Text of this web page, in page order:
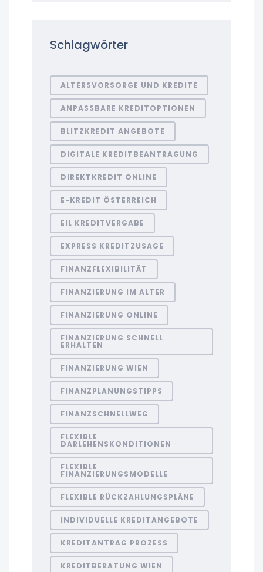
Schlagwörter
ALTERSVORSORGE UND KREDITE
ANPASSBARE KREDITOPTIONEN
BLITZKREDIT ANGEBOTE
DIGITALE KREDITBEANTRAGUNG
DIREKTKREDIT ONLINE
E-KREDIT ÖSTERREICH
EIL KREDITVERGABE
EXPRESS KREDITZUSAGE
FINANZFLEXIBILITÄT
FINANZIERUNG IM ALTER
FINANZIERUNG ONLINE
FINANZIERUNG SCHNELL
ERHALTEN
FINANZIERUNG WIEN
FINANZPLANUNGSTIPPS
FINANZSCHNELLWEG
FLEXIBLE
DARLEHENSKONDITIONEN
FLEXIBLE
FINANZIERUNGSMODELLE
FLEXIBLE RÜCKZAHLUNGSPLÄNE
INDIVIDUELLE KREDITANGEBOTE
KREDITANTRAG PROZESS
KREDITBERATUNG WIEN